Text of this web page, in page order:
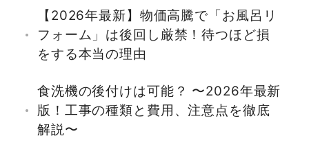
【2026年最新】物価高騰で「お風呂リ
フォーム」は後回し厳禁！待つほど損
をする本当の理由
食洗機の後付けは可能？ 〜2026年最新
版！工事の種類と費用、注意点を徹底
解説〜